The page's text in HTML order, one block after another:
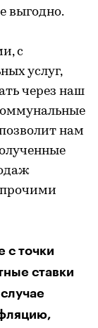
выгодно.
с
услуг,
через наш
нам
с точки
ставки